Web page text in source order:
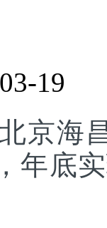
19
京海
年底